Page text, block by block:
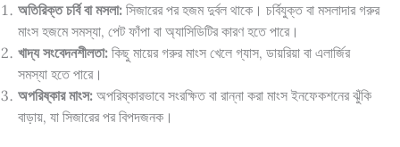
অতিরিক্ত চর্বি বা মসলা: সিজারের পর হজম দুর্বল থাকে। চর্বিযুক্ত বা মসলাদার গরুর
মাংস হজমে সমস্যা, পেট ফাঁপা বা অ্যাসিডিটির কারণ হতে পারে।
খাদ্য সংবেদনশীলতা: কিছু মায়ের গরুর মাংস খেলে গ্যাস, ডায়রিয়া বা এলার্জির
সমস্যা হতে পারে।
অপরিষ্কার মাংস: অপরিষ্কারভাবে সংরক্ষিত বা রান্না করা মাংস ইনফেকশনের ঝুঁকি
বাড়ায়, যা সিজারের পর বিপদজনক।